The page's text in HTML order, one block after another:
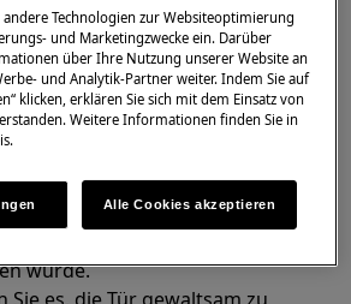
mit Ihrem Finger in eine Ecke
damit etwas Luft
kann. Dadurch kann die Türe
etwa eine Minute, bevor Sie die
wurde.
andere Technologien zur Websiteoptimierung
und Marketingzwecke ein. Darüber
über Ihre Nutzung unserer Website an
und Analytik-Partner weiter. Indem Sie auf
klicken, erklären Sie sich mit dem Einsatz von
Weitere Informationen finden Sie in
Alle Cookies akzeptieren